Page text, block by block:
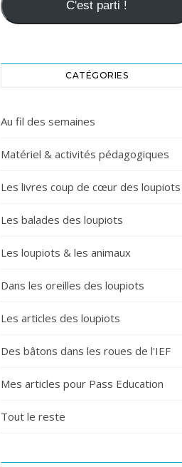
C'est parti !
CATÉGORIES
Au fil des semaines
Matériel & activités pédagogiques
Les livres coup de cœur des loupiots
Les balades des loupiots
Les loupiots & les animaux
Dans les oreilles des loupiots
Les articles des loupiots
Des bâtons dans les roues de l'IEF
Mes articles pour Pass Education
Tout le reste